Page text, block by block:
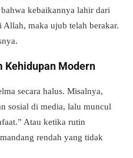
kebaikannya lahir dari
maka ujub telah berakar.
Kehidupan Modern
secara halus. Misalnya,
sosial di media, lalu muncul
Atau ketika rutin
rendah yang tidak